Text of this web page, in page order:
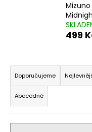
Mizuno
499
Ř
a
z
e
n
Doporučujeme
Abecedně